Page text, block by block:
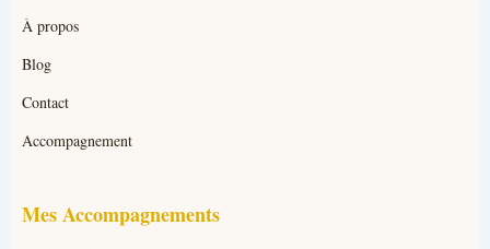
À propos
Blog
Contact
Accompagnement
Mes Accompagnements